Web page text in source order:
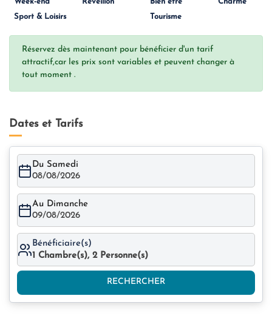
Sport & Loisirs
Tourisme
Réservez dès maintenant pour bénéficier d'un tarif
attractif,car les prix sont variables et peuvent changer à
tout moment .
Dates et Tarifs
Du Samedi
08/08/2026
Au Dimanche
09/08/2026
Bénéficiaire(s)
1 Chambre(s), 2 Personne(s)
RECHERCHER